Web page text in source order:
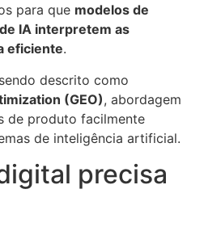
para que modelos de
IA interpretem as
eficiente.
descrito como
(GEO), abordagem
de produto facilmente
de inteligência artificial.
precisa